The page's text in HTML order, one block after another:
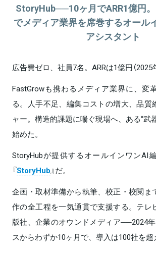
StoryHub──10ヶ月でARR1億円。
でメディア業界を席巻するオール
アシスタント
広告費ゼロ、社員7名。ARRは1億円（2025
FastGrowも携わるメディア業界に、変
る。人手不足、編集コストの増大、品質
ャー。構造的課題に喘ぐ現場へ、ある“武
始めた。
StoryHubが提供するオールインワンAI
『StoryHub』だ。
企画・取材準備から執筆、校正・校閲ま
作の全工程を一気通貫で支援する。テレ
版社、企業のオウンドメディア──2024
スからわずか10ヶ月で、導入は100社を超